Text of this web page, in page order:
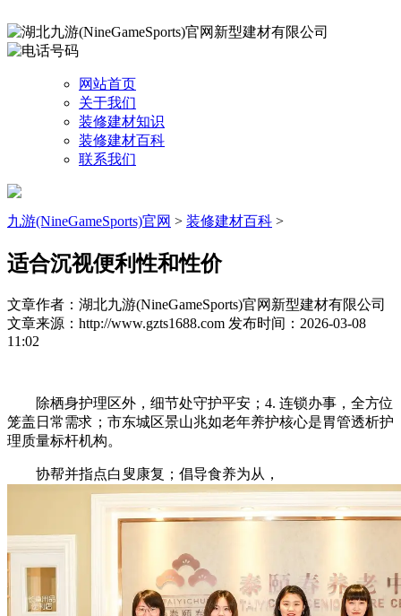
网站首页
关于我们
装修建材知识
装修建材百科
联系我们
九游(NineGameSports)官网 > 装修建材百科 >
适合沉视便利性和性价
文章作者：湖北九游(NineGameSports)官网新型建材有限公司
文章来源：http://www.gzts1688.com 发布时间：2026-03-08
11:02
除栖身护理区外，细节处守护平安；4. 连锁办事，全方位
笼盖日常需求；市东城区景山兆如老年养护核心是胃管透析护
理质量标杆机构。
协帮并指点白叟康复；倡导食养为从，